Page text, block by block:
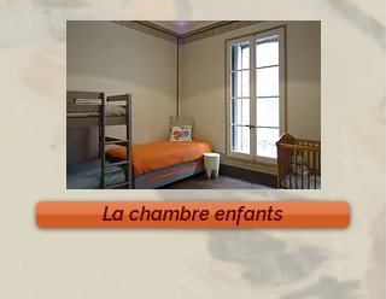
La chambre enfants